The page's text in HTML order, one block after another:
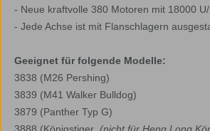
- Neue kraftvolle 380 Motoren mit 18000
- Jede Achse ist mit Flanschlagern
Geeignet für folgende Modelle:
3838 (M26 Pershing)
3839 (M41 Walker Bulldog)
3879 (Panther Typ G)